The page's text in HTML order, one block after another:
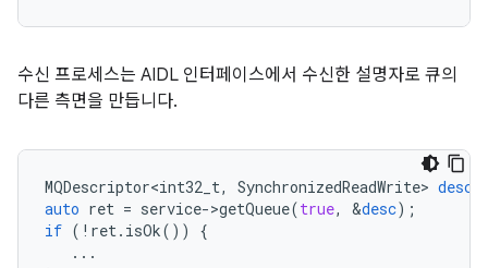
수신 프로세스는 AIDL 인터페이스에서 수신한 설명자로 큐의
다른 측면을 만듭니다.
MQDescriptor<int32_t, SynchronizedReadWrite> desc
auto ret = service->getQueue(true, &desc);
if ( ! ret. isOk())
{
...